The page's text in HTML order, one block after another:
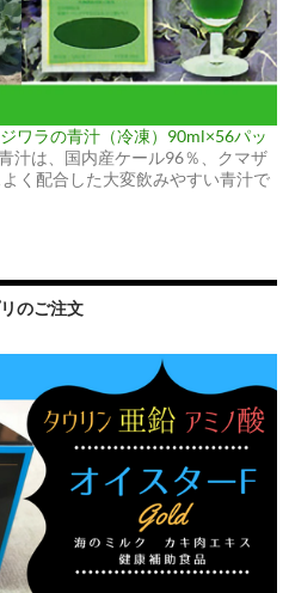
ワラの青汁（冷凍）90ml×56パッ
汁は、国内産ケール96％、クマザ
く配合した大変飲みやすい青汁で
のご注文